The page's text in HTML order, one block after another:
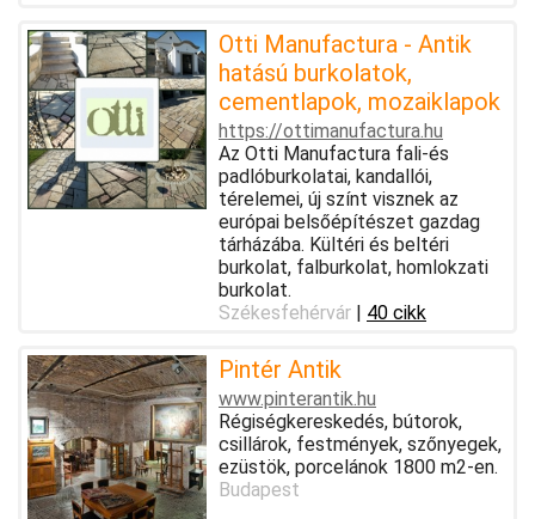
Otti Manufactura - Antik
hatású burkolatok,
cementlapok, mozaiklapok
https://ottimanufactura.hu
Az Otti Manufactura fali-és
padlóburkolatai, kandallói,
térelemei, új színt visznek az
európai belsőépítészet gazdag
tárházába. Kültéri és beltéri
burkolat, falburkolat, homlokzati
burkolat.
Székesfehérvár | 40 cikk
Pintér Antik
www.pinterantik.hu
Régiségkereskedés, bútorok,
csillárok, festmények, szőnyegek,
ezüstök, porcelánok 1800 m2-en.
Budapest